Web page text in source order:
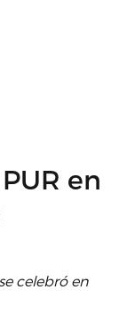
en
celebró en